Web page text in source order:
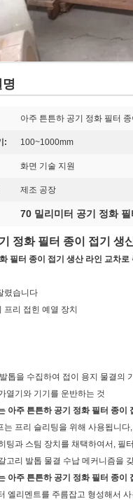
아주 튼튼하 공기 정화 필터
: 100~1000mm
화면 기술 지원
제조 공장
70 밀리미터 공기 정화 필
정화 필터 종이 접기 생
필터 종이 접기 생산 라인 교차
렸습니다
리 접힌 예열 장치
톱을 수집하여 접이 용지 물결의
열기와 기기를 운반하는 것
아주 튼튼하 공기 정화 필터 종이
는 프리 슬리팅을 위해 사용됩니
팅과 스팀 장치를 채택하여서, 필
고리 발톱 물결 수납 메커니즘을
아주 튼튼하 공기 정화 필터 종이
엘리멘트를 주름잡고 형성해서